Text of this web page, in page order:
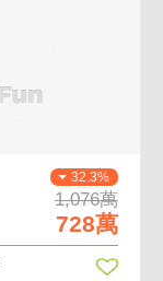
32.3%
1,076萬
728萬